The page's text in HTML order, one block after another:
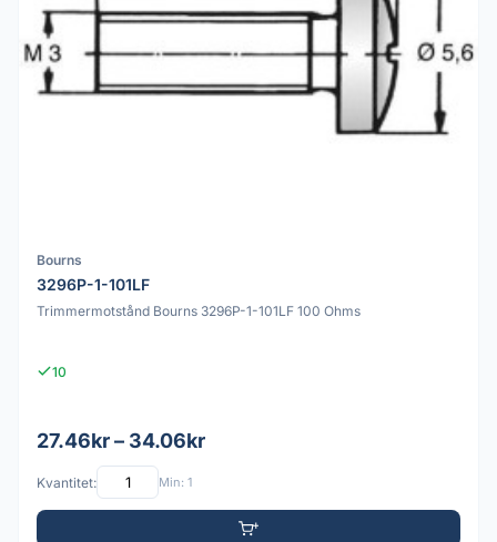
Bourns
3296P-1-101LF
Trimmermotstånd Bourns 3296P-1-101LF 100 Ohms
10
27.46kr – 34.06kr
Kvantitet: Min: 1